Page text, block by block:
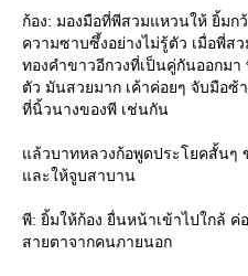
ก้อง: มองมือที่พีสวมแหวนให้ ยิ้ม
ความซาบซึ้งอย่างไม่รู้ตัว เมื่อพี่ส
ทองคำขาวอีกวงที่เป็นคู่กันออกมา
ตัว มันสวยมาก เค้าค่อยๆ จับมือ
ที่นิ้วนางของพี เช่นกัน
ล้วบาทหลวงก้อพูดประโยคสั้นๆ
ละให้จูบสาบาน
พี: ยิ้มให้ก้อง ยื่นหน้าเข้าไปใกล้ ค่
สายตาจากคนภายนอก